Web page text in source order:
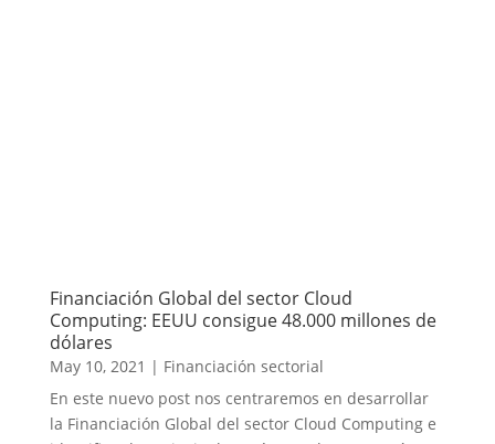
Financiación Global del sector Cloud
Computing: EEUU consigue 48.000 millones de
dólares
May 10, 2021 | Financiación sectorial
En este nuevo post nos centraremos en desarrollar
la Financiación Global del sector Cloud Computing e